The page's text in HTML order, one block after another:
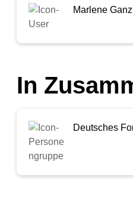
Marlene Ganz
In
Deutsches